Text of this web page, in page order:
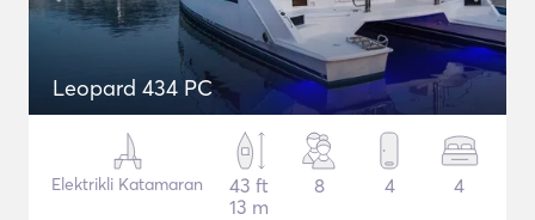
Leopard 434 PC
Elektrikli Katamaran
43 ft
13 m
8 4 4